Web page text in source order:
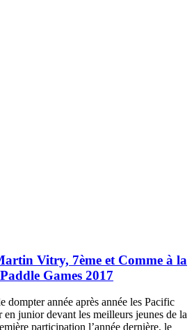
Vitry, 7ème et Comme à la
Games 2017
dompter année après année les Pacific
en junior devant les meilleurs jeunes de la
participation l’année dernière, le